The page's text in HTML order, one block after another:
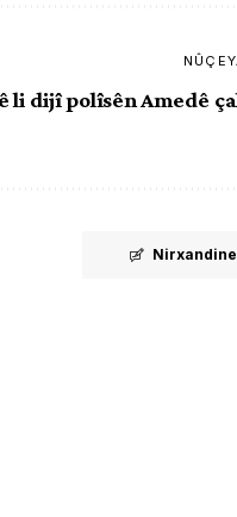
li dijî polîsên Amedê